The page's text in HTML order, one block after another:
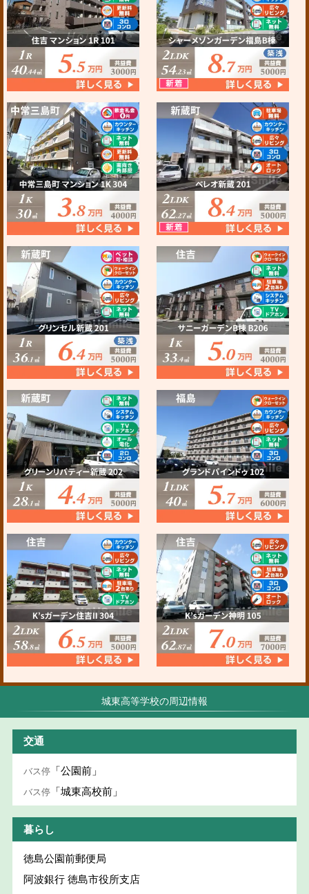
城東高等学校の周辺情報
交通
バス停 「公園前」
バス停 「城東高校前」
暮らし
徳島公園前郵便局
阿波銀行 徳島市役所支店